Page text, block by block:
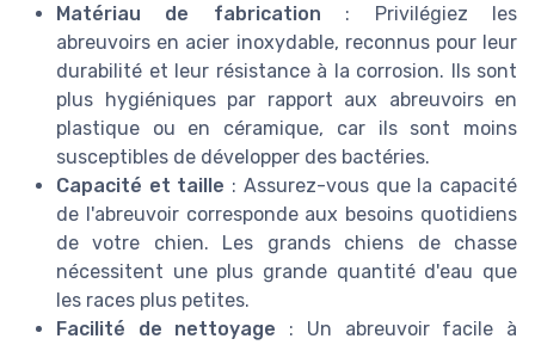
Matériau de fabrication : Privilégiez les
abreuvoirs en acier inoxydable, reconnus pour leur
durabilité et leur résistance à la corrosion. Ils sont
plus hygiéniques par rapport aux abreuvoirs en
plastique ou en céramique, car ils sont moins
susceptibles de développer des bactéries.
Capacité et taille : Assurez-vous que la capacité
de l'abreuvoir corresponde aux besoins quotidiens
de votre chien. Les grands chiens de chasse
nécessitent une plus grande quantité d'eau que
les races plus petites.
Facilité de nettoyage : Un abreuvoir facile à